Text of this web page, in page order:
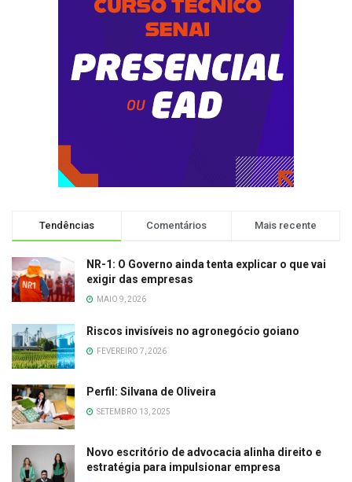
Tendências Comentários Mais recente
NR-1: O Governo ainda tenta explicar o que vai
exigir das empresas
MAIO 9, 2026
Riscos invisíveis no agronegócio goiano
FEVEREIRO 7, 2026
Perfil: Silvana de Oliveira
SETEMBRO 13, 2025
Novo escritório de advocacia alinha direito e
estratégia para impulsionar empresa